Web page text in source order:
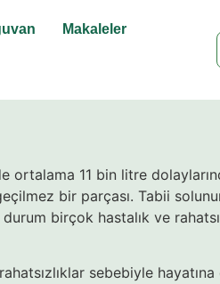
Makaleler
ortalama 11 bin litre
bir parçası. Tabii
birçok hastalık ve
sebebiyle